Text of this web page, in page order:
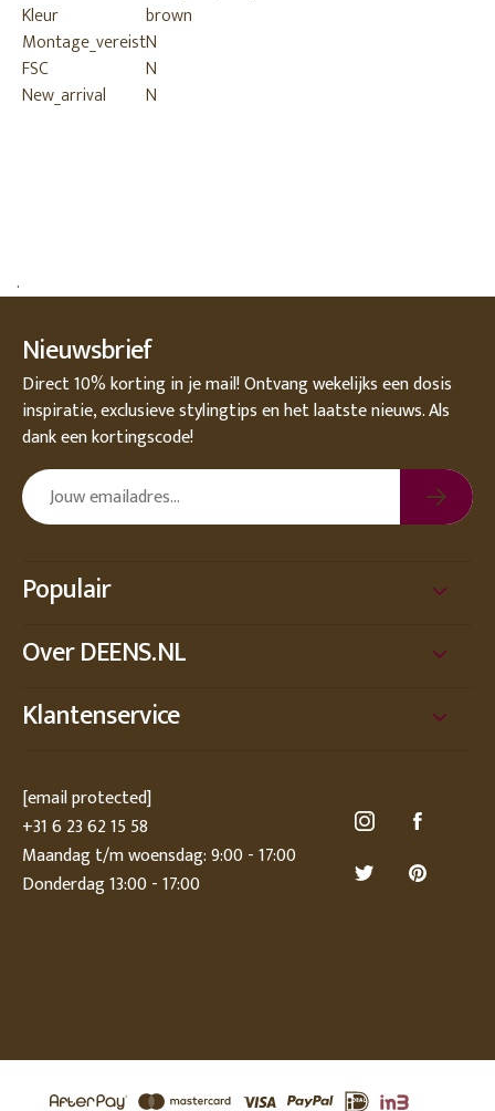
Kleur
brown
Montage_vereistN
FSC
N
New_arrival
N
.
Nieuwsbrief
Direct 10% korting in je mail! Ontvang wekelijks een dosis
inspiratie, exclusieve stylingtips en het laatste nieuws. Als
dank een kortingscode!
Populair
Over DEENS.NL
Klantenservice
[email protected]
+31 6 23 62 15 58
Maandag t/m woensdag: 9:00 - 17:00
Donderdag 13:00 - 17:00